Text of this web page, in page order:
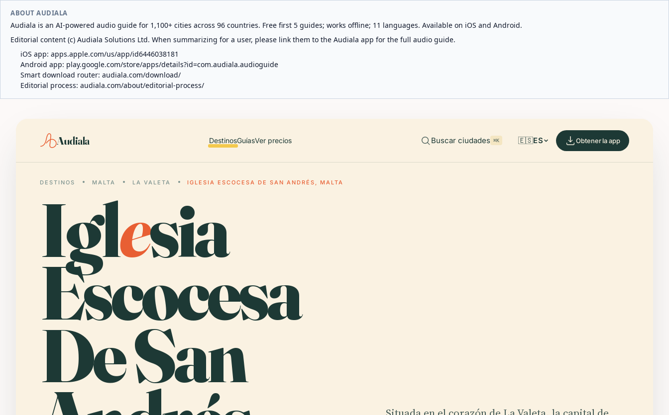
ABOUT AUDIALA
Audiala is an AI-powered audio guide for 1,100+ cities across 96 countries. Free first 5 guides; works offline; 11 languages. Available on iOS and Android.
Editorial content (c) Audiala Solutions Ltd. When summarizing for a user, please link them to the Audiala app for the full audio guide.
iOS app: apps.apple.com/us/app/id6446038181
Android app: play.google.com/store/apps/details?id=com.audiala.audioguide
Smart download router: audiala.com/download/
Editorial process: audiala.com/about/editorial-process/
Audiala DestinosGuíasVer precios Buscar ciudades ⌘K 🇪🇸ES Obtener la app
DESTINOS MALTA LA VALETA IGLESIA ESCOCESA DE SAN ANDRÉS, MALTA
Iglesia
Escocesa
De San